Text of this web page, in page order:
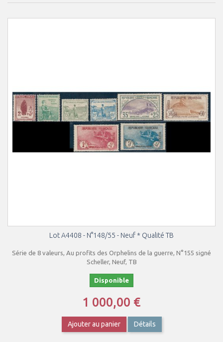
Lot A4408 - N°148/55 - Neuf * Qualité TB
Série de 8 valeurs, Au profits des Orphelins de la guerre, N°155 signé
Scheller, Neuf, TB
Disponible
1 000,00 €
Ajouter au panier Détails